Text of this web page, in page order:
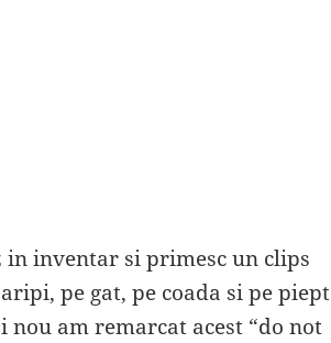
inventar si primesc un clips
pe gat, pe coada si pe piept
nou am remarcat acest “do not